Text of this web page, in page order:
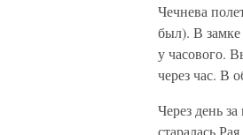
Чечнева
был). В замке
у часового.
через час. В
Через день
старалась